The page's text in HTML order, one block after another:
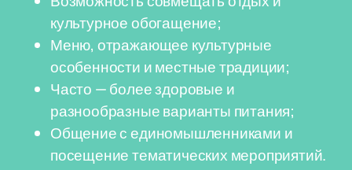
культурное обогащение;
Меню, отражающее культурные
особенности и местные традиции;
Часто — более здоровые и
разнообразные варианты питания;
Общение с единомышленниками и
посещение тематических мероприятий.